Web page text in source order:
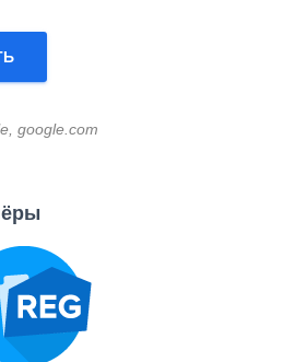
google.com